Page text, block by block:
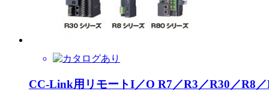
CC-Link用リモートI／O R7／R3／R30／R8